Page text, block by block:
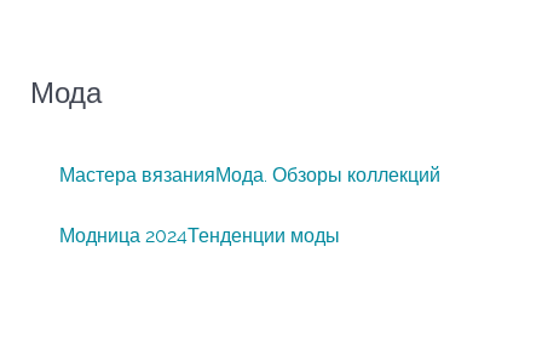
Мода
Мастера вязанияМода. Обзоры коллекций
Модница 2024Тенденции моды